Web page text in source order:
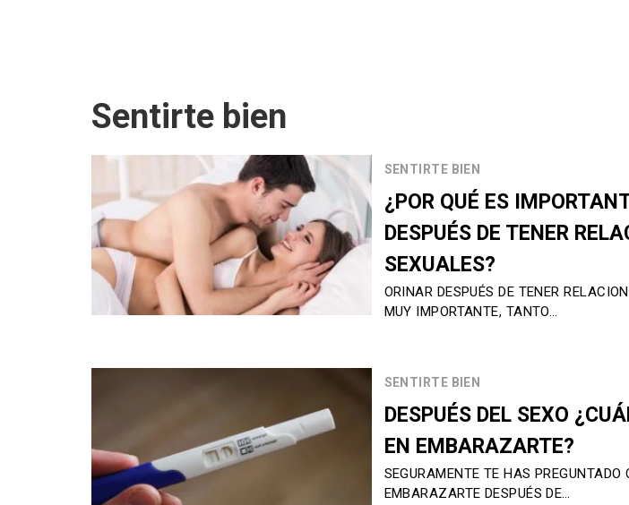
Sentirte bien
SENTIRTE BIEN
¿POR QUÉ ES
DESPUÉS DE TENER
SEXUALES?
ORINAR DESPUÉS DE TENER
MUY IMPORTANTE, TANTO…
SENTIRTE BIEN
DESPUÉS DEL SEXO
EN EMBARAZARTE?
SEGURAMENTE TE HAS PREGUNTADO
EMBARAZARTE DESPUÉS DE…